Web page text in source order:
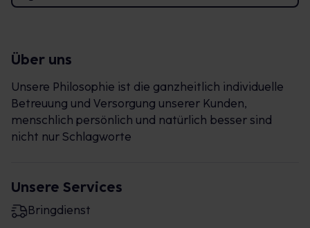
Über uns
Unsere Philosophie ist die ganzheitlich individuelle
Betreuung und Versorgung unserer Kunden,
menschlich persönlich und natürlich besser sind
nicht nur Schlagworte
Unsere Services
Bringdienst